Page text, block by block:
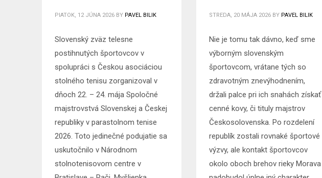
PIATOK, 12 JÚNA 2026 BY PAVEL BILIK
Slovenský zväz telesne
postihnutých športovcov v
spolupráci s Českou asociáciou
stolného tenisu zorganizoval v
dňoch 22. – 24. mája Spoločné
majstrovstvá Slovenskej a Českej
republiky v parastolnom tenise
2026. Toto jedinečné podujatie sa
uskutočnilo v Národnom
stolnotenisovom centre v
STREDA, 20 MÁJA 2026 BY PAVEL BILIK
Nie je tomu tak dávno, keď sme
výborným slovenským
športovcom, vrátane tých so
zdravotným znevýhodnením,
držali palce pri ich snahách získať
cenné kovy, či tituly majstrov
Českosolovenska. Po rozdelení
republík zostali rovnaké športové
výzvy, ale kontakt športovcov
okolo oboch brehov rieky Morava